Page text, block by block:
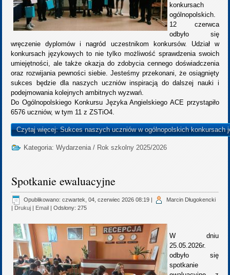
konkursach
ogólnopolskich.
12 czerwca
odbyło się
wręczenie dyplomów i nagród uczestnikom konkursów. Udział w
konkursach językowych to nie tylko możliwość sprawdzenia swoich
umiejętności, ale także okazja do zdobycia cennego doświadczenia
oraz rozwijania pewności siebie. Jesteśmy przekonani, że osiągnięty
sukces będzie dla naszych uczniów inspiracją do dalszej nauki i
podejmowania kolejnych ambitnych wyzwań.
Do Ogólnopolskiego Konkursu Języka Angielskiego ACE przystąpiło
6576 uczniów, w tym 11 z ZSTiO4.
Czytaj więcej: Sukces naszych uczniów w ogólnopolskich konkursach
Kategoria:Wydarzenia / Rok szkolny 2025/2026
Spotkanie ewaluacyjne
Opublikowano: czwartek, 04, czerwiec 2026 08:19
Marcin Długokencki
Drukuj Email | Odsłony: 275
W dniu
25.05.2026r.
odbyło się
spotkanie